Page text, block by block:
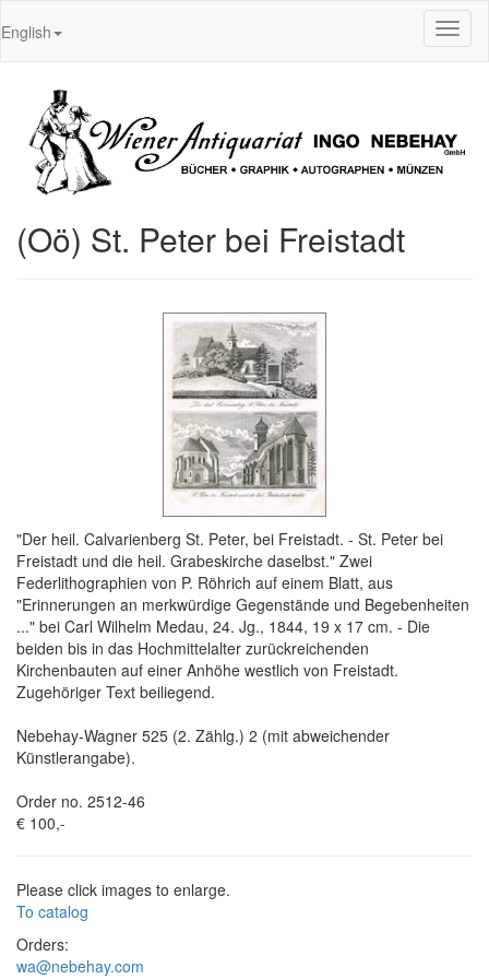
English
(Oö) St. Peter bei Freistadt
"Der heil. Calvarienberg St. Peter, bei Freistadt. - St. Peter bei
Freistadt und die heil. Grabeskirche daselbst." Zwei
Federlithographien von P. Röhrich auf einem Blatt, aus
"Erinnerungen an merkwürdige Gegenstände und Begebenheiten
..." bei Carl Wilhelm Medau, 24. Jg., 1844, 19 x 17 cm. - Die
beiden bis in das Hochmittelalter zurückreichenden
Kirchenbauten auf einer Anhöhe westlich von Freistadt.
Zugehöriger Text beiliegend.
Nebehay-Wagner 525 (2. Zählg.) 2 (mit abweichender
Künstlerangabe).
Order no. 2512-46
€ 100,-
Please click images to enlarge.
To catalog
Orders:
wa@nebehay.com